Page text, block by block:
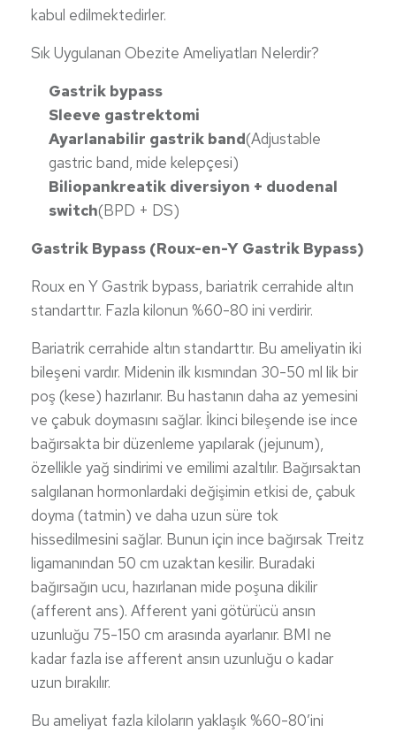
kabul edilmektedirler.
Sık Uygulanan Obezite Ameliyatları Nelerdir?
Gastrik bypass
Sleeve gastrektomi
Ayarlanabilir gastrik band(Adjustable
gastric band, mide kelepçesi)
Biliopankreatik diversiyon + duodenal
switch(BPD + DS)
Gastrik Bypass (Roux-en-Y Gastrik Bypass)
Roux en Y Gastrik bypass, bariatrik cerrahide altın
standarttır. Fazla kilonun %60-80 ini verdirir.
Bariatrik cerrahide altın standarttır. Bu ameliyatin iki
bileşeni vardır. Midenin ilk kısmından 30-50 ml lik bir
poş (kese) hazırlanır. Bu hastanın daha az yemesini
ve çabuk doymasını sağlar. İkinci bileşende ise ince
bağırsakta bir düzenleme yapılarak (jejunum),
özellikle yağ sindirimi ve emilimi azaltılır. Bağırsaktan
salgılanan hormonlardaki değişimin etkisi de, çabuk
doyma (tatmin) ve daha uzun süre tok
hissedilmesini sağlar. Bunun için ince bağırsak Treitz
ligamanından 50 cm uzaktan kesilir. Buradaki
bağırsağın ucu, hazırlanan mide poşuna dikilir
(afferent ans). Afferent yani götürücü ansın
uzunluğu 75-150 cm arasında ayarlanır. BMI ne
kadar fazla ise afferent ansın uzunluğu o kadar
uzun bırakılır.
Bu ameliyat fazla kiloların yaklaşık %60-80’ini